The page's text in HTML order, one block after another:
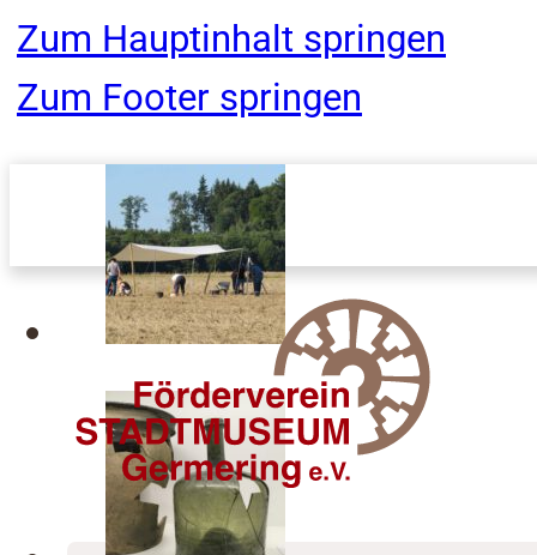
Zum Hauptinhalt springen
Zum Footer springen